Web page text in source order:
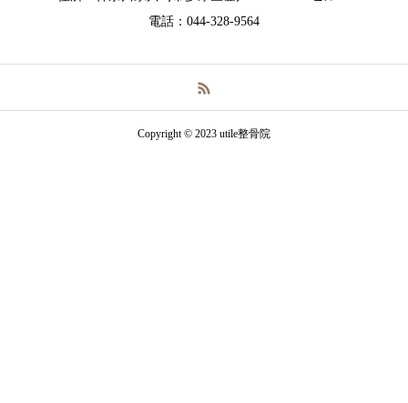
電話：044-328-9564
Copyright © 2023 utile整骨院